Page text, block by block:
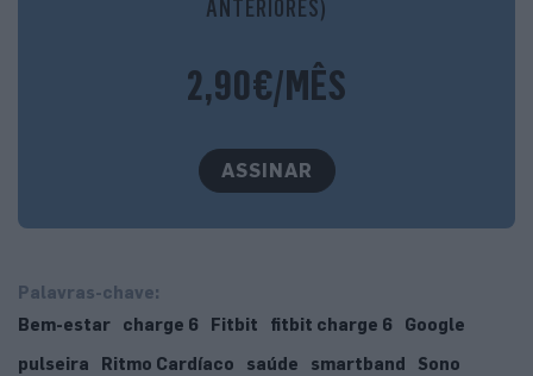
ANTERIORES)
2,90€/MÊS
ASSINAR
Palavras-chave:
Bem-estar
charge 6 Fitbit fitbit charge 6
Google
pulseira
Ritmo Cardíaco saúde smartband Sono